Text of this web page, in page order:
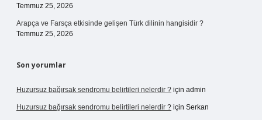
Temmuz 25, 2026
Arapça ve Farsça etkisinde gelişen Türk dilinin hangisidir ?
Temmuz 25, 2026
Son yorumlar
Huzursuz bağırsak sendromu belirtileri nelerdir ? için admin
Huzursuz bağırsak sendromu belirtileri nelerdir ? için Serkan